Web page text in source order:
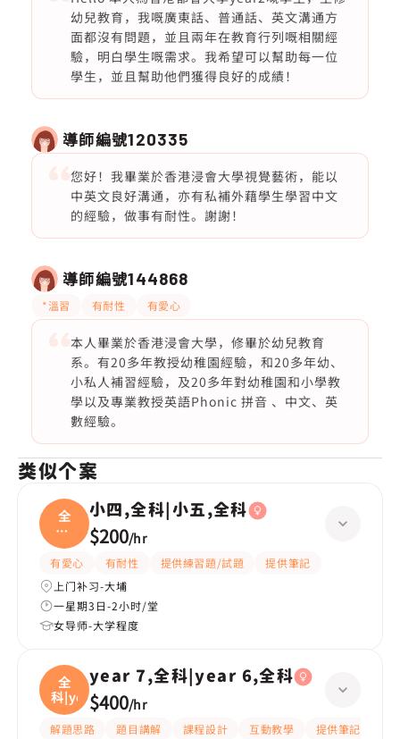
幼兒教育，我嘅廣東話、普通話、英文溝通方
面都沒有問題，並且兩年在教育行列嘅相關經
驗，明白學生嘅需求。我希望可以幫助每一位
學生，並且幫助他們獲得良好的成績！
導師編號120335
您好！我畢業於香港浸會大學視覺藝術，能以
中英文良好溝通，亦有私補外藉學生學習中文
的經驗，做事有耐性。謝謝！
導師編號144868
*溫習 有耐性 有愛心
本人畢業於香港浸會大學，修畢於幼兒教育
系。有20多年教授幼稚園經驗，和20多年幼、
小私人補習經驗，及20多年對幼稚園和小學教
學以及專業教授英語Phonic 拼音 、中文、英
數經驗。
类似个案
全
科|
小五
小四,全科|小五,全科
$200/hr
有愛心 有耐性 提供練習題/試題
提供筆記
上门补习-大埔
一星期3日-2小时/堂
女导师-大学程度
全
科|ye
year 7,全科|year 6,全科
$400/hr
解題思路 題目講解 課程設計 互動教學 提供筆記